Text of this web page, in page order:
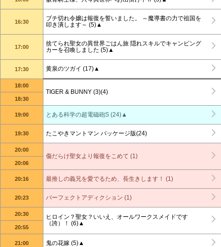
16:30
ブチ切れ令嬢は報復を誓いました。 ～魔導書の力で祖国を
叩き潰します～ (5)▲
17:00
捨てられ聖女の異世界ごはん旅 隠れスキルでキャンピング
カーを召喚しました (5)▲
17:30 黄泉のツガイ (17)▲
18:00
TIGER & BUNNY (3)(4)
18:30
19:00 とある科学の超電磁砲S (24)▲
19:30 たこやきマントマン パッケージ版(24)
20:00
傷だらけ聖女より報復をこめて (1)
20:06
20:16 最推しの義兄を愛でるため、長生きします！ (1)
20:23 パーフェクトアディクション (1)
20:30
ヒロイン？聖女？いいえ、オールワークスメイドです
（誇）！ (6)▲
20:55
21:00 鬼の花嫁 (5)▲